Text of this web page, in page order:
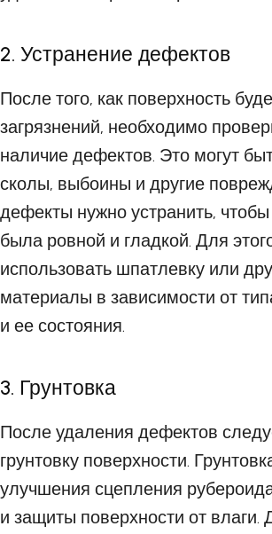
2. Устранение дефектов
После того, как поверхность
загрязнений, необходимо
наличие дефектов. Это могут
сколы, выбоины и другие
дефекты нужно устранить,
была ровной и гладкой. Для
использовать шпатлевку или
материалы в зависимости от
и ее состояния.
3. Грунтовка
После удаления дефектов
грунтовку поверхности.
улучшения сцепления
и защиты поверхности от влаги.